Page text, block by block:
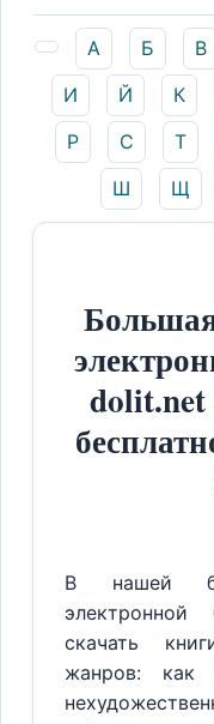
А Б В
И
Й К
Р
С Т
Ш
Щ
dolit.net
В нашей
скачать
жанров: как